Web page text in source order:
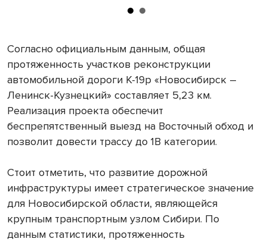
Согласно официальным данным, общая
протяженность участков реконструкции
автомобильной дороги К-19р «Новосибирск –
Ленинск-Кузнецкий» составляет 5,23 км.
Реализация проекта обеспечит
беспрепятственный выезд на Восточный обход и
позволит довести трассу до 1В категории.
Стоит отметить, что развитие дорожной
инфраструктуры имеет стратегическое значение
для Новосибирской области, являющейся
крупным транспортным узлом Сибири. По
данным статистики, протяженность